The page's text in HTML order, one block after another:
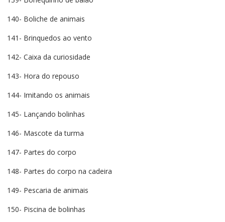
140- Boliche de animais
141- Brinquedos ao vento
142- Caixa da curiosidade
143- Hora do repouso
144- Imitando os animais
145- Lançando bolinhas
146- Mascote da turma
147- Partes do corpo
148- Partes do corpo na cadeira
149- Pescaria de animais
150- Piscina de bolinhas